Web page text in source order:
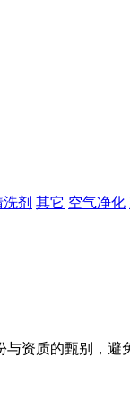
剂 其它 空气净化
资质的甄别，避